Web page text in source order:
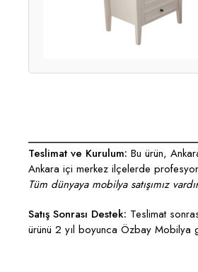
Teslimat ve Kurulum: Bu ürün,
Ankara içi merkez ilçelerde
Tüm dünyaya mobilya satışımız
Satış Sonrası Destek: Teslimat
ürünü 2 yıl boyunca Özbay Mobilya